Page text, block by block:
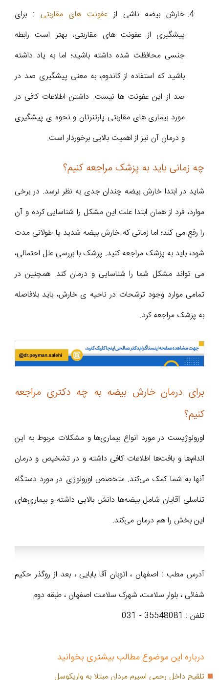
خارش بیضه ناشی از عفونت های مقاربتی : برای
پیشگیری از عفونت های مقاربتی، بهتر است رابطه
جنسی محافظت شده داشته باشید؛ اما به یاد داشته
باشید که استفاده از کاندوم، به معنی پیشگیری صد در
صد از این عفونت ها نیست. داشتن اطلاعات کافی در
مورد بیماری های مقاربتی پارتنرتان و نحوه ی پیشگیری
و درمان آن نیز از اهمیت بالایی برخوردار است.
چه زمانی باید به پزشک مراجعه کنیم؟
شاید در ابتدا خارش بیضه چندان جدی به نظر نرسد. در برخی
موارد، فرد از همان ابتدا علت این مشکل را شناسایی کرده و آن
را رفع می کند؛ اما زمانی که خارش بیضه شدید یا طولانی مدت
شود، باید به پزشک مراجعه کنید. پزشک با بررسی علل احتمالی،
می تواند مشکل شما را شناسایی و درمان کند. همچنین در
تمامی موارد وجود ترشحات در ناحیه ی خارش، باید بلافاصله
به پزشک مراجعه کرد.
برای درمان خارش بیضه به چه دکتری مراجعه
کنیم؟
اورولوژیست در مورد انواع بیماری‌ها و مشکلات مربوط به این
اندام‌ها و بافت‌ها اطلاعات کافی داشته و در تشخیص و درمان
آنها به شما کمک می‌کند. متخصص اورولوژی در مورد دستگاه
تناسلی آقایان شامل بیضه‌ها دانش بالایی داشته و بیماری‌های
این بخش را هم درمان می‌کند.
آدرس مطب : اصفهان ، اتوبان آقا بابایی ، بعد از روگذر حکیم
شفائی ، بلوار سلامت، شهرک سلامت اصفهان ، طبقه دوم
تلفن : 35548081 - 031
درباره این موضوع مطالب بیشتری بخوانید
تلقیح داخل رحمی اسپرم مردان مبتلا به واریکوسل